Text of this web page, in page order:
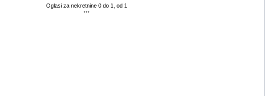
Oglasi za nekretnine 0 do 1, od 1
•••